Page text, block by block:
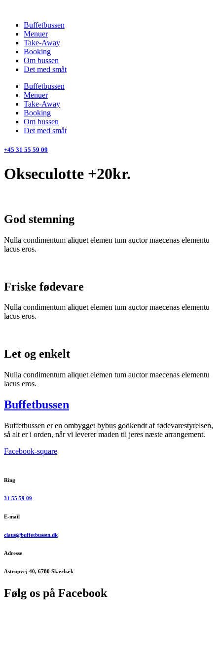
indholdBuffetbussen
Menuer
Take-Away
Booking
Om bussen
Det med småt
Buffetbussen
Menuer
Take-Away
Booking
Om bussen
Det med småt
+45 31 55 59 09
Okseculotte +20kr.
God stemning
Nulla condimentum aliquet elemen tum auctor maecenas elementu
lacus eros.
Friske fødevare
Nulla condimentum aliquet elemen tum auctor maecenas elementu
lacus eros.
Let og enkelt
Nulla condimentum aliquet elemen tum auctor maecenas elementu
lacus eros.
Buffetbussen
Buffetbussen er en ombygget bybus godkendt af fødevarestyrelsen,
så alt er i orden, når vi leverer maden til jeres næste arrangement.
Facebook-square
Ring
31 55 59 09
E-mail
claus@buffetbussen.dk
Adresse
Astrupvej 40, 6780 Skærbæk
Følg os på Facebook